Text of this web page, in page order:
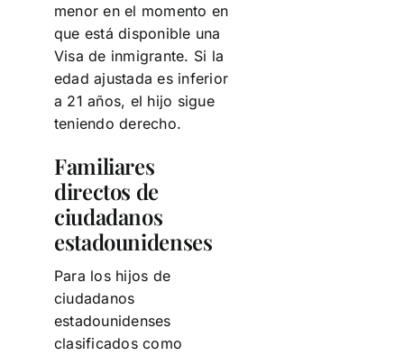
menor en el momento en
que está disponible una
Visa de inmigrante. Si la
edad ajustada es inferior
a 21 años, el hijo sigue
teniendo derecho.
Familiares
directos de
ciudadanos
estadounidenses
Para los hijos de
ciudadanos
estadounidenses
clasificados como